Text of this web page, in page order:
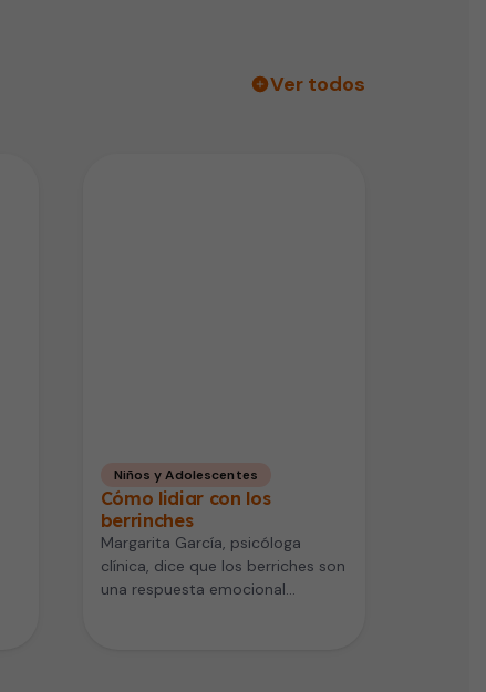
Ver todos
Niños y Adolescentes
Cómo lidiar con los
berrinches
Margarita García, psicóloga
clínica, dice que los berriches son
una respuesta emocional